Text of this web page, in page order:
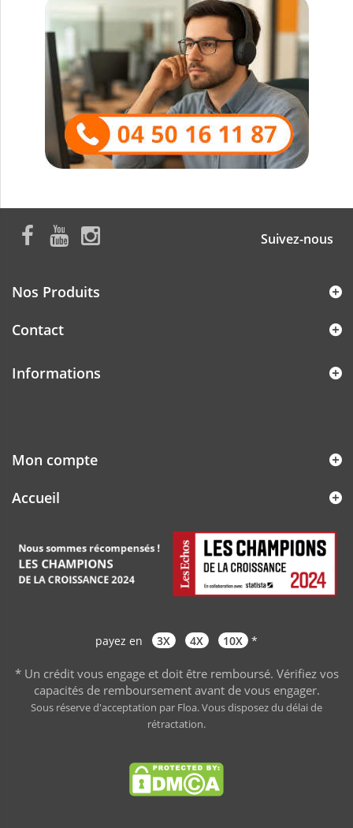
Suivez-nous
Nos Produits
Contact
Informations
Mon compte
Accueil
payez en 3X 4X 10X *
* Un crédit vous engage et doit être remboursé. Vérifiez vos
capacités de remboursement avant de vous engager.
Sous réserve d'acceptation par Floa. Vous disposez du délai de
rétractation.